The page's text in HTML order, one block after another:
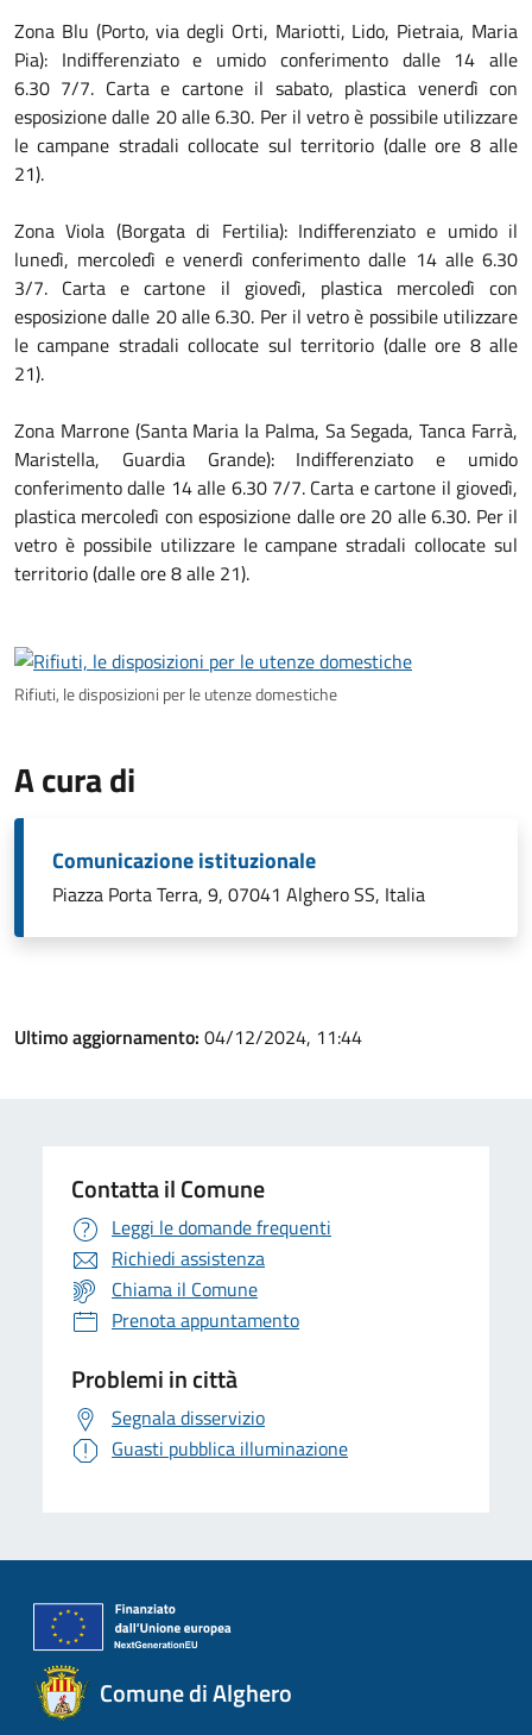
Zona Blu (Porto, via degli Orti, Mariotti, Lido, Pietraia, Maria
Pia): Indifferenziato e umido conferimento dalle 14 alle
6.30 7/7. Carta e cartone il sabato, plastica venerdì con
esposizione dalle 20 alle 6.30. Per il vetro è possibile utilizzare
le campane stradali collocate sul territorio (dalle ore 8 alle
21).
Zona Viola (Borgata di Fertilia): Indifferenziato e umido il
lunedì, mercoledì e venerdì conferimento dalle 14 alle 6.30
3/7. Carta e cartone il giovedì, plastica mercoledì con
esposizione dalle 20 alle 6.30. Per il vetro è possibile utilizzare
le campane stradali collocate sul territorio (dalle ore 8 alle
21).
Zona Marrone (Santa Maria la Palma, Sa Segada, Tanca Farrà,
Maristella, Guardia Grande): Indifferenziato e umido
conferimento dalle 14 alle 6.30 7/7. Carta e cartone il giovedì,
plastica mercoledì con esposizione dalle ore 20 alle 6.30. Per il
vetro è possibile utilizzare le campane stradali collocate sul
territorio (dalle ore 8 alle 21).
Rifiuti, le disposizioni per le utenze domestiche
A cura di
Comunicazione istituzionale
Piazza Porta Terra, 9, 07041 Alghero SS, Italia
Ultimo aggiornamento: 04/12/2024, 11:44
Contatta il Comune
Leggi le domande frequenti
Richiedi assistenza
Chiama il Comune
Prenota appuntamento
Problemi in città
Segnala disservizio
Guasti pubblica illuminazione
Comune di Alghero